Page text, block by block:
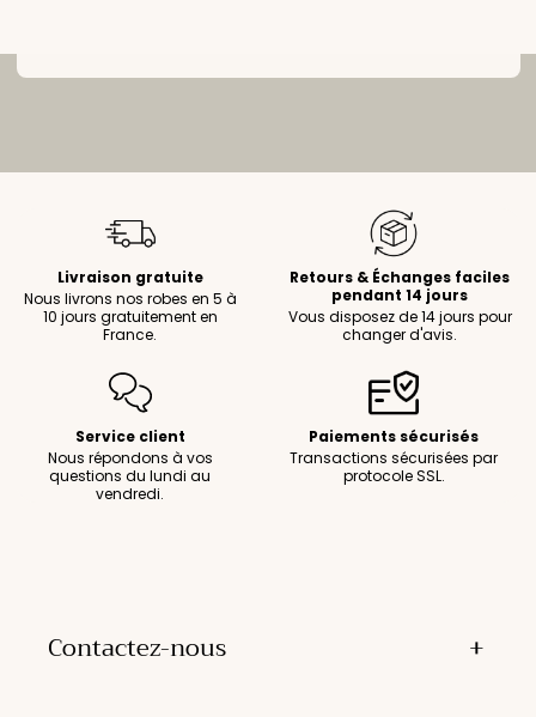
Livraison gratuite
Nous livrons nos robes en 5 à
10 jours gratuitement en
France.
Retours & Échanges faciles
pendant 14 jours
Vous disposez de 14 jours pour
changer d'avis.
Service client
Nous répondons à vos
questions du lundi au
vendredi.
Paiements sécurisés
Transactions sécurisées par
protocole SSL.
Contactez-nous